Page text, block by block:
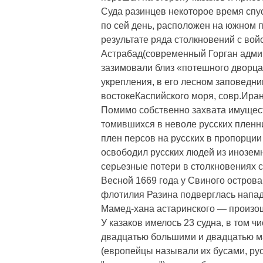
Суда разинцев некоторое время
по сей день, расположен на южном
результате ряда столкновений с
Астрабад(современный Горган
зазимовали близ «потешного
укрепления, в его лесном
востокеКаспийского моря,
Помимо собственно захвата
томившихся в неволе русских
плен персов на русских в
освободил русских людей из
серьезные потери в
Весной 1669 года у Свиного
флотилия Разина подверглась
Мамед-хана астаринского —
У казаков имелось 23 судна, в том
двадцатью большими и двадцатью
(европейцы называли их бусами,